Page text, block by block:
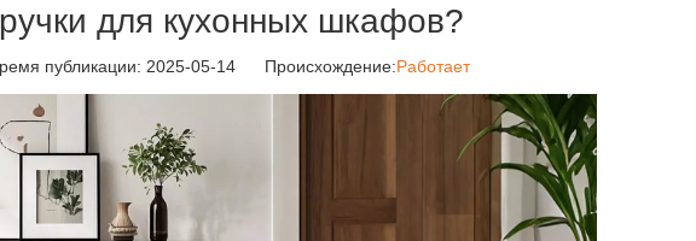
для кухонных шкафов?
публикации: 2025-05-14 Происхождение:Работает